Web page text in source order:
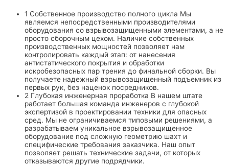
1 Собственное производство полного цикла Мы
являемся непосредственными производителями
оборудования со взрывозащищенными элементами, а не
просто сборочным цехом. Наличие собственных
производственных мощностей позволяет нам
контролировать каждый этап: от нанесения
антистатического покрытия и обработки
искробезопасных пар трения до финальной сборки. Вы
получаете надежный взрывозащищенный подъемник из
первых рук, без наценок посредников.
2 Глубокая инженерная проработка В нашем штате
работает большая команда инженеров с глубокой
экспертизой в проектировании техники для опасных
сред. Мы не ограничиваемся типовыми решениями, а
разрабатываем уникальное взрывозащищенное
оборудование под сложную геометрию шахт и
специфические требования заказчика. Наш опыт
позволяет решать технические задачи, от которых
отказываются другие подрядчики.